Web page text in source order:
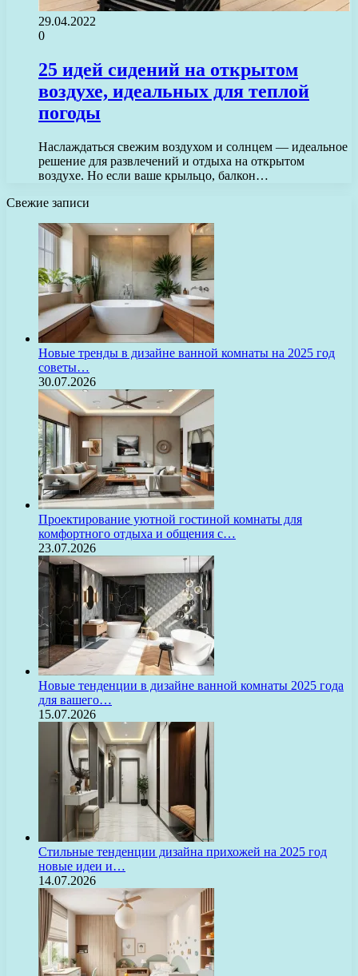
29.04.2022
0
25 идей сидений на открытом
воздухе, идеальных для теплой
погоды
Наслаждаться свежим воздухом и солнцем — идеальное
решение для развлечений и отдыха на открытом
воздухе. Но если ваше крыльцо, балкон…
Свежие записи
Новые тренды в дизайне ванной комнаты на 2025 год
советы…
30.07.2026
Проектирование уютной гостиной комнаты для
комфортного отдыха и общения с…
23.07.2026
Новые тенденции в дизайне ванной комнаты 2025 года
для вашего…
15.07.2026
Стильные тенденции дизайна прихожей на 2025 год
новые идеи и…
14.07.2026